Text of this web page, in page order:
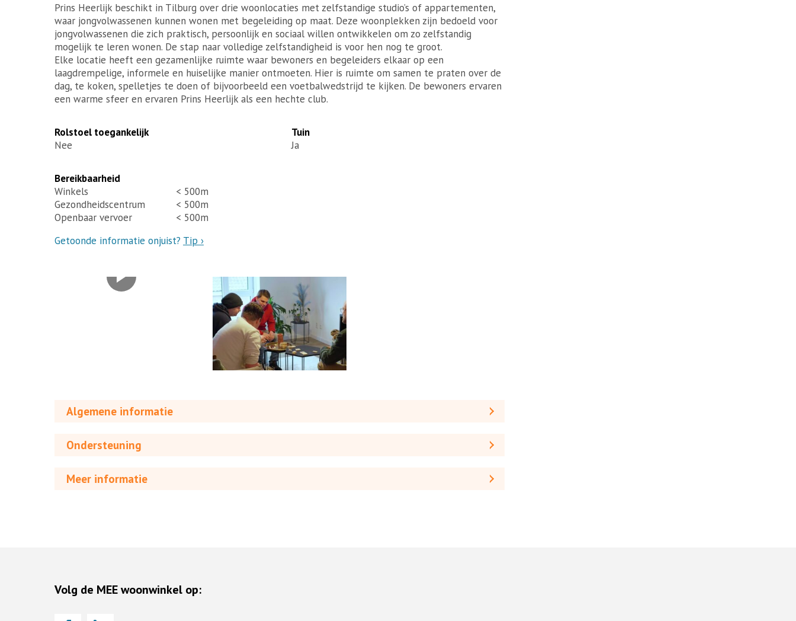
Prins Heerlijk beschikt in Tilburg over drie woonlocaties met zelfstandige studio’s of appartementen,
waar jongvolwassenen kunnen wonen met begeleiding op maat. Deze woonplekken zijn bedoeld voor
jongvolwassenen die zich praktisch, persoonlijk en sociaal willen ontwikkelen om zo zelfstandig
mogelijk te leren wonen. De stap naar volledige zelfstandigheid is voor hen nog te groot.
Elke locatie heeft een gezamenlijke ruimte waar bewoners en begeleiders elkaar op een
laagdrempelige, informele en huiselijke manier ontmoeten. Hier is ruimte om samen te praten over de
dag, te koken, spelletjes te doen of bijvoorbeeld een voetbalwedstrijd te kijken. De bewoners ervaren
een warme sfeer en ervaren Prins Heerlijk als een hechte club.
Rolstoel toegankelijk
Nee
Tuin
Ja
Bereikbaarheid
Winkels
< 500m
Gezondheidscentrum
< 500m
Openbaar vervoer
< 500m
Getoonde informatie onjuist? Tip ›
Algemene informatie
Ondersteuning
Meer informatie
Volg de MEE woonwinkel op: